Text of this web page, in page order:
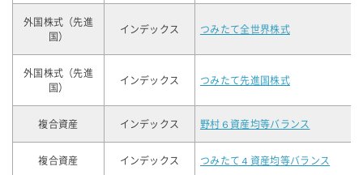
外国株式（先進
国）
インデックス つみたて全世界株式
外国株式（先進
国）
インデックス つみたて先進国株式
複合資産 インデックス 野村６資産均等バランス
複合資産 インデックス つみたて４資産均等バランス